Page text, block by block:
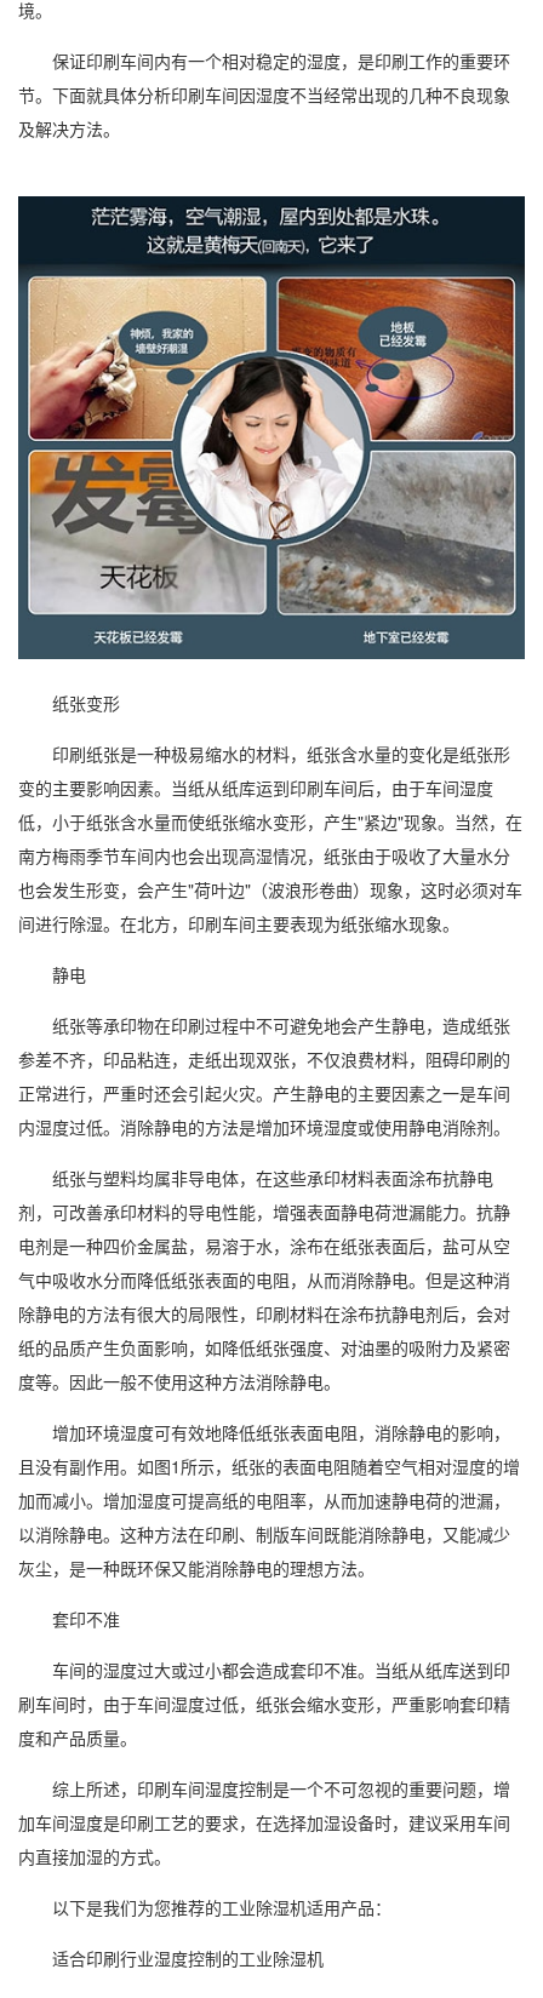
境。
保证印刷车间内有一个相对稳定的湿度，是印刷工作的重要环
节。下面就具体分析印刷车间因湿度不当经常出现的几种不良现象
及解决方法。
纸张变形
印刷纸张是一种极易缩水的材料，纸张含水量的变化是纸张形
变的主要影响因素。当纸从纸库运到印刷车间后，由于车间湿度
低，小于纸张含水量而使纸张缩水变形，产生"紧边"现象。当然，在
南方梅雨季节车间内也会出现高湿情况，纸张由于吸收了大量水分
也会发生形变，会产生"荷叶边"（波浪形卷曲）现象，这时必须对车
间进行除湿。在北方，印刷车间主要表现为纸张缩水现象。
静电
纸张等承印物在印刷过程中不可避免地会产生静电，造成纸张
参差不齐，印品粘连，走纸出现双张，不仅浪费材料，阻碍印刷的
正常进行，严重时还会引起火灾。产生静电的主要因素之一是车间
内湿度过低。消除静电的方法是增加环境湿度或使用静电消除剂。
纸张与塑料均属非导电体，在这些承印材料表面涂布抗静电
剂，可改善承印材料的导电性能，增强表面静电荷泄漏能力。抗静
电剂是一种四价金属盐，易溶于水，涂布在纸张表面后，盐可从空
气中吸收水分而降低纸张表面的电阻，从而消除静电。但是这种消
除静电的方法有很大的局限性，印刷材料在涂布抗静电剂后，会对
纸的品质产生负面影响，如降低纸张强度、对油墨的吸附力及紧密
度等。因此一般不使用这种方法消除静电。
增加环境湿度可有效地降低纸张表面电阻，消除静电的影响，
且没有副作用。如图1所示，纸张的表面电阻随着空气相对湿度的增
加而减小。增加湿度可提高纸的电阻率，从而加速静电荷的泄漏，
以消除静电。这种方法在印刷、制版车间既能消除静电，又能减少
灰尘，是一种既环保又能消除静电的理想方法。
套印不准
车间的湿度过大或过小都会造成套印不准。当纸从纸库送到印
刷车间时，由于车间湿度过低，纸张会缩水变形，严重影响套印精
度和产品质量。
综上所述，印刷车间湿度控制是一个不可忽视的重要问题，增
加车间湿度是印刷工艺的要求，在选择加湿设备时，建议采用车间
内直接加湿的方式。
以下是我们为您推荐的工业除湿机适用产品：
适合印刷行业湿度控制的工业除湿机